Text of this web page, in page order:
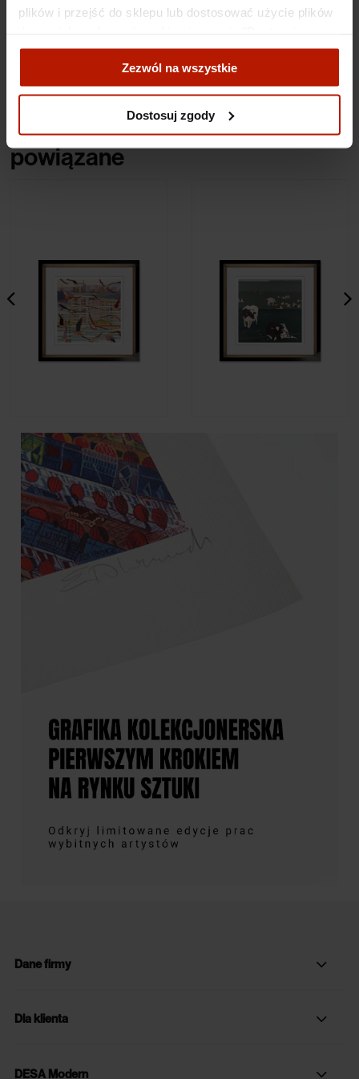
plików i przejść do sklepu lub dostosować użycie plików
zgody".
Więcej o plikach cookies przeczytasz w naszej Polityce
Zezwól na wszystkie
Dostosuj zgody
Specyfikacje
Obiekty
powiązane
Magdalena Jędrzejczyk -
Refleksja
1 690,00 zł
Dane firmy
Dla klienta
DESA Modern